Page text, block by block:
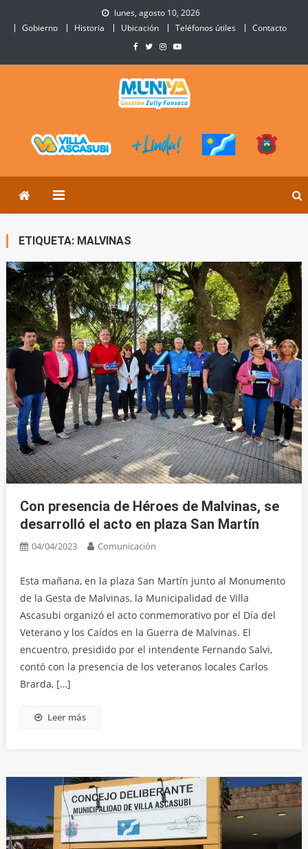
lunes, agosto 10, 2026
Gobierno
Historia Ubicación Teléfonos útiles Contacto
Ascasubi
ETIQUETA: MALVINAS
Con presencia de Héroes de Malvinas, se
desarrolló el acto en plaza San Martín
04/04/2023 Comunicación
Esta mañana, en la plaza San Martín junto al Monumento
de la Gesta de Malvinas, la Municipalidad de Villa
Ascasubi organizó el acto conmemorativo por el Día del
Veterano y los Caídos en la Guerra de Malvinas. El
encuentro, presidido por el intendente Fernando Salvi,
contó con la presencia de los veteranos locales Carlos
Brarda, […]
Leer más